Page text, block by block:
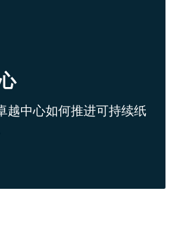
越中心如何推进可持续纸